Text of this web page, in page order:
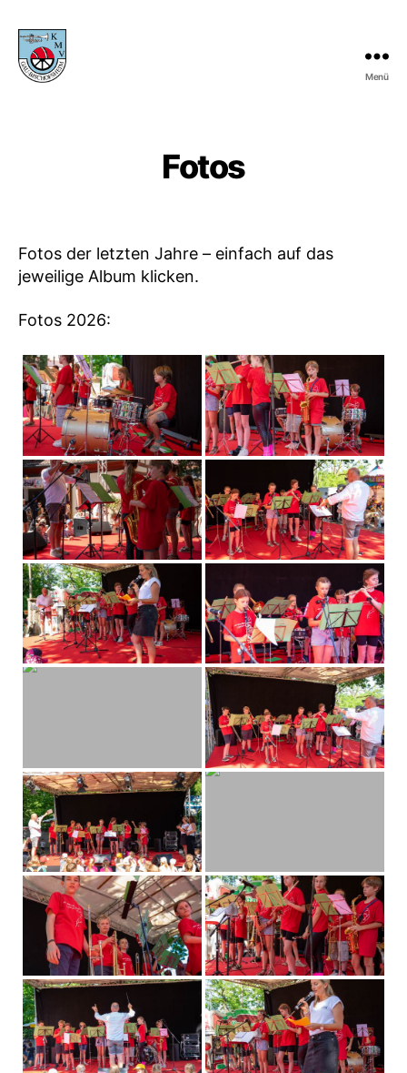
Menü
Fotos
Fotos der letzten Jahre – einfach auf das
jeweilige Album klicken.
Fotos 2026: